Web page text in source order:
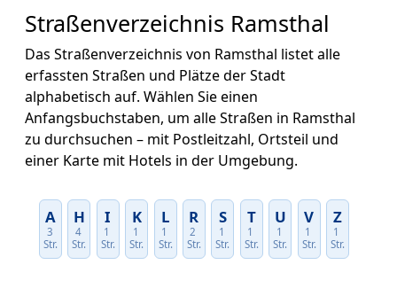
Straßenverzeichnis Ramsthal
Das Straßenverzeichnis von Ramsthal listet alle
erfassten Straßen und Plätze der Stadt
alphabetisch auf. Wählen Sie einen
Anfangsbuchstaben, um alle Straßen in Ramsthal
zu durchsuchen – mit Postleitzahl, Ortsteil und
einer Karte mit Hotels in der Umgebung.
A
3
Str.
H
4
Str.
I
1
Str.
K
1
Str.
L
1
Str.
R
2
Str.
S
1
Str.
T
1
Str.
U
1
Str.
V
1
Str.
Z
1
Str.